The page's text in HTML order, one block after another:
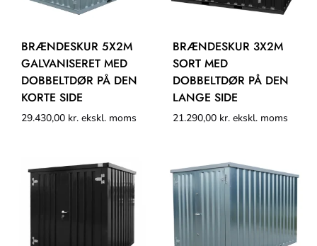
BRÆNDESKUR 5X2M
GALVANISERET MED
DOBBELTDØR PÅ DEN
KORTE SIDE
29.430,00 kr. ekskl. moms
BRÆNDESKUR 3X2M
SORT MED
DOBBELTDØR PÅ DEN
LANGE SIDE
21.290,00 kr. ekskl. moms